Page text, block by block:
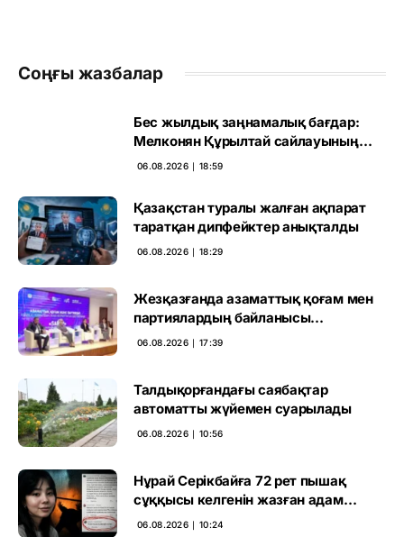
Соңғы жазбалар
Бес жылдық заңнамалық бағдар:
Мелконян Құрылтай сайлауының
маңызын бағалады
06.08.2026 ∣ 18:59
Қазақстан туралы жалған ақпарат
таратқан дипфейктер анықталды
06.08.2026 ∣ 18:29
Жезқазғанда азаматтық қоғам мен
партиялардың байланысы
талқыланды
06.08.2026 ∣ 17:39
Талдықорғандағы саябақтар
автоматты жүйемен суарылады
06.08.2026 ∣ 10:56
Нұрай Серікбайға 72 рет пышақ
сұққысы келгенін жазған адам
ұсталды
06.08.2026 ∣ 10:24